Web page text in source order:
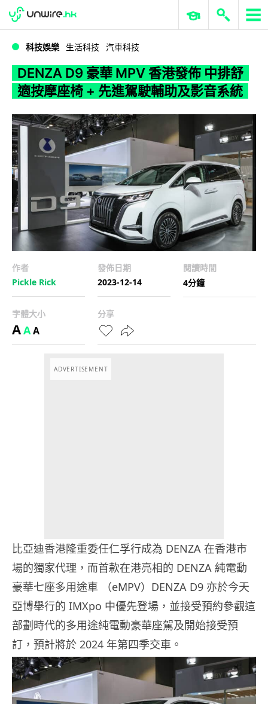
WWDC 2026 ERP 與商業 AI
科技娛樂 生活科技 汽車科技
DENZA D9 豪華 MPV 香港發佈 中排舒
適按摩座椅 + 先進駕駛輔助及影音系統
作者
Pickle Rick
發佈日期
2023-12-14
閱讀時間
4分鐘
字體大小
AAA
分享
ADVERTISEMENT
比亞迪香港隆重委任仁孚行成為 DENZA 在香港市
場的獨家代理，而首款在港亮相的 DENZA 純電動
豪華七座多用途車 （eMPV）DENZA D9 亦於今天
亞博舉行的 IMXpo 中優先登場，並接受預約參觀這
部劃時代的多用途純電動豪華座駕及開始接受預
訂，預計將於 2024 年第四季交車。